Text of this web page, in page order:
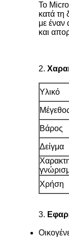
Το
κατά τη
με έναν
και
2.
Υλικό
Βάρος
Δείγμα
Χρήση
3.